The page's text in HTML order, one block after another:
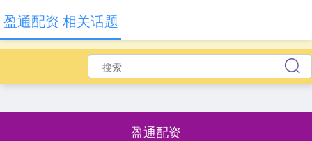
盈通配资
盈通配资 相关话题